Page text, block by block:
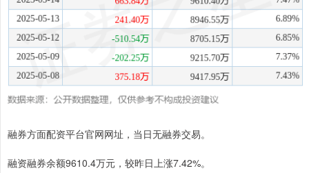
融券方面配资平台官网网址，当日无融券交易。
融资融券余额9610.4万元，较昨日上涨7.42%。